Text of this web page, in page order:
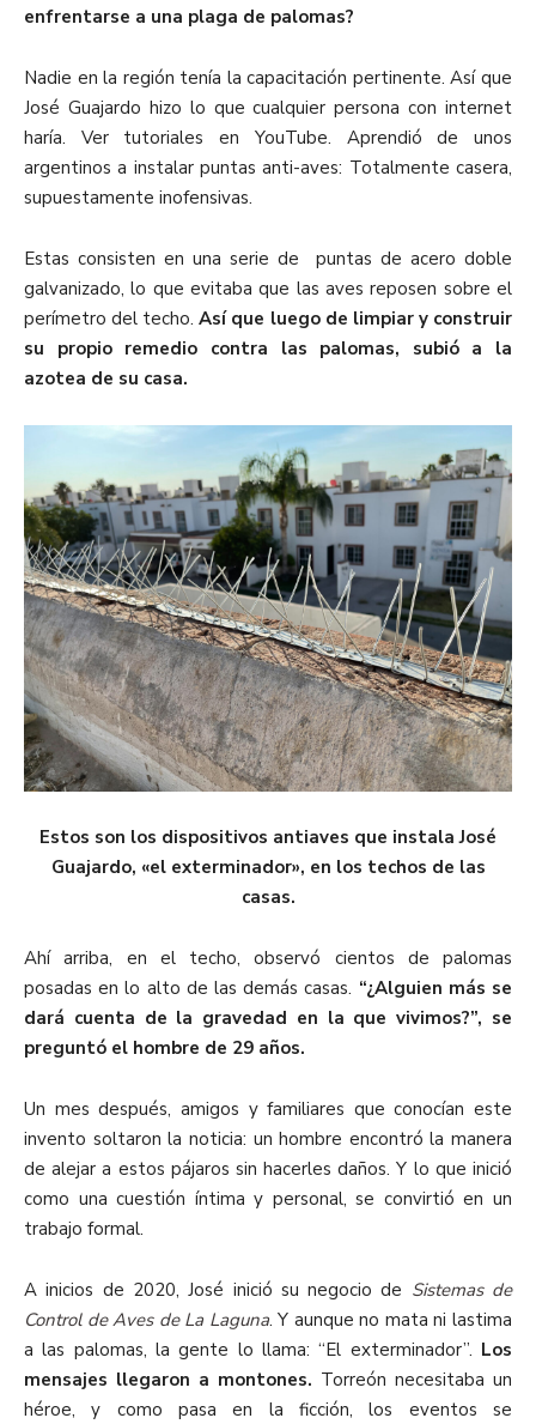
enfrentarse a una plaga de palomas?
Nadie en la región tenía la capacitación pertinente. Así que
José Guajardo hizo lo que cualquier persona con internet
haría. Ver tutoriales en YouTube. Aprendió de unos
argentinos a instalar puntas anti-aves: Totalmente casera,
supuestamente inofensivas.
Estas consisten en una serie de puntas de acero doble
galvanizado, lo que evitaba que las aves reposen sobre el
perímetro del techo.Así que luego de limpiar y construir
su propio remedio contra las palomas, subió a la
azotea de su casa.
Estos son los dispositivos antiaves que instala José
Guajardo, «el exterminador», en los techos de las
casas.
Ahí arriba, en el techo, observó cientos de palomas
posadas en lo alto de las demás casas. “¿Alguien más se
dará cuenta de la gravedad en la que vivimos?”, se
preguntó el hombre de 29 años.
Un mes después, amigos y familiares que conocían este
invento soltaron la noticia: un hombre encontró la manera
de alejar a estos pájaros sin hacerles daños. Y lo que inició
como una cuestión íntima y personal, se convirtió en un
trabajo formal.
A inicios de 2020, José inició su negocio de Sistemas de
Control de Aves de La Laguna. Y aunque no mata ni lastima
a las palomas, la gente lo llama: “El exterminador”. Los
mensajes llegaron a montones. Torreón necesitaba un
héroe, y como pasa en la ficción, los eventos se